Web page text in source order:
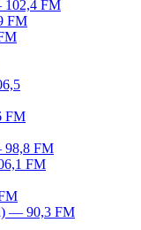
102,4 FM
FM
FM
98,8 FM
FM
— 90,3 FM